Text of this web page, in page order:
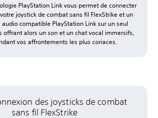
PlayStation Link vous permet de connecter
joystick de combat sans fil FlexStrike et un
compatible PlayStation Link sur un seul
offrant alors un son et un chat vocal immersifs,
vos affrontements les plus coriaces.
des joysticks de combat
sans fil FlexStrike